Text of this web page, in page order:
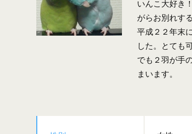
いんこ大好き
がらお別れす
平成２２年末
した。とても
でも２羽が手
まいます。